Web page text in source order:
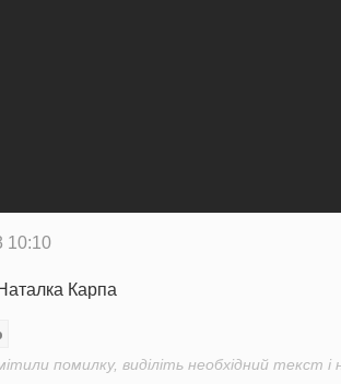
10:10
Карпа
помилку, виділіть необхідний текст